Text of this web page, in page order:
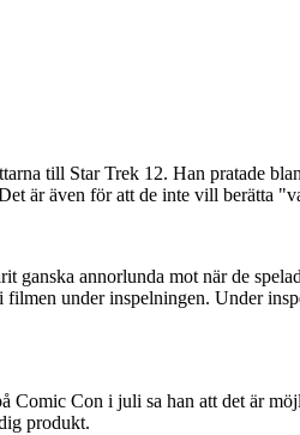
till Star Trek 12. Han pratade
är även för att de inte vill berätta
ganska annorlunda mot när de
under inspelningen. Under
Comic Con i juli sa han att det är
produkt.